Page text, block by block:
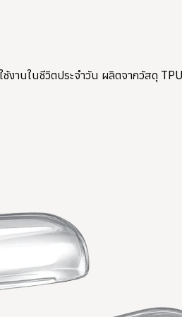
งานในชีวิตประจำวัน ผลิตจากวัสดุ